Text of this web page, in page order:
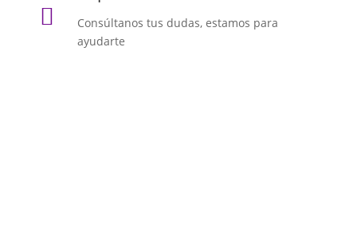

Consúltanos tus dudas, estamos para
ayudarte